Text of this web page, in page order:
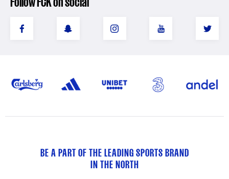
BE A PART OF THE LEADING SPORTS BRAND
IN THE NORTH